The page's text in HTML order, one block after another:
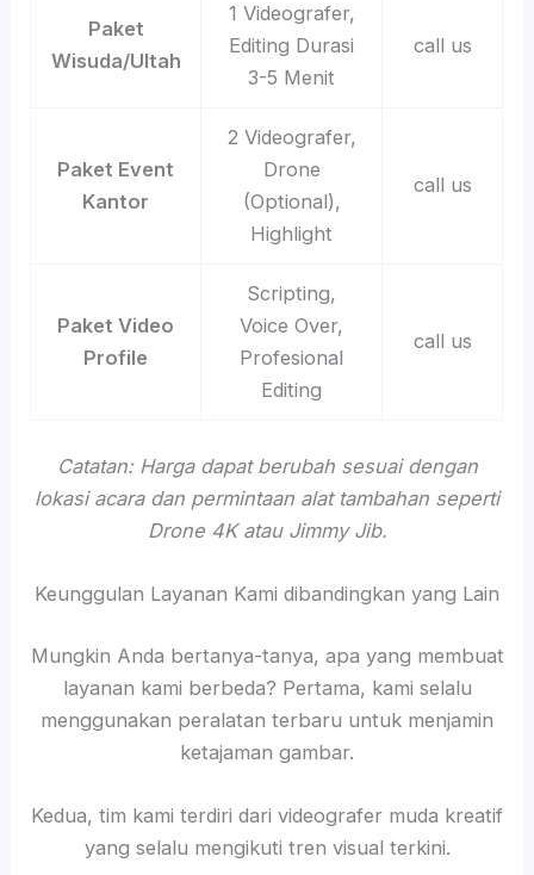
Paket
Wisuda/Ultah
1 Videografer,
Editing Durasi
3-5 Menit
call us
Paket Event
Kantor
2 Videografer,
Drone
(Optional),
Highlight
call us
Paket Video
Profile
Scripting,
Voice Over,
Profesional
Editing
call us
Catatan: Harga dapat berubah sesuai dengan
lokasi acara dan permintaan alat tambahan seperti
Drone 4K atau Jimmy Jib.
Keunggulan Layanan Kami dibandingkan yang Lain
Mungkin Anda bertanya-tanya, apa yang membuat
layanan kami berbeda? Pertama, kami selalu
menggunakan peralatan terbaru untuk menjamin
ketajaman gambar.
Kedua, tim kami terdiri dari videografer muda kreatif
yang selalu mengikuti tren visual terkini.